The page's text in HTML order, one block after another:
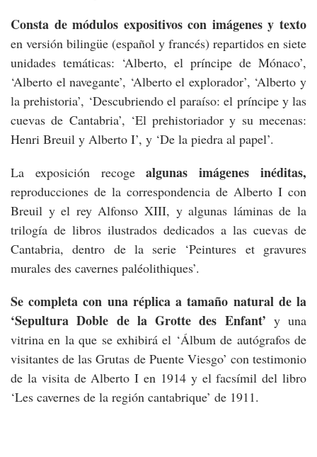
Consta de módulos expositivos con imágenes y texto
en versión bilingüe (español y francés) repartidos en siete
unidades temáticas: ‘Alberto, el príncipe de Mónaco’,
‘Alberto el navegante’, ‘Alberto el explorador’, ‘Alberto y
la prehistoria’, ‘Descubriendo el paraíso: el príncipe y las
cuevas de Cantabria’, ‘El prehistoriador y su mecenas:
Henri Breuil y Alberto I’, y ‘De la piedra al papel’.
La exposición recogealgunas imágenes inéditas,
reproducciones de la correspondencia de Alberto I con
Breuil y el rey Alfonso XIII, y algunas láminas de la
trilogía de libros ilustrados dedicados a las cuevas de
Cantabria, dentro de la serie ‘Peintures et gravures
murales des cavernes paléolithiques’.
Se completa con una réplica a tamaño natural de la
‘Sepultura Doble de la Grotte des Enfant’ y una
vitrina en la que se exhibirá el ‘Álbum de autógrafos de
visitantes de las Grutas de Puente Viesgo’ con testimonio
de la visita de Alberto I en 1914 y el facsímil del libro
‘Les cavernes de la región cantabrique’ de 1911.